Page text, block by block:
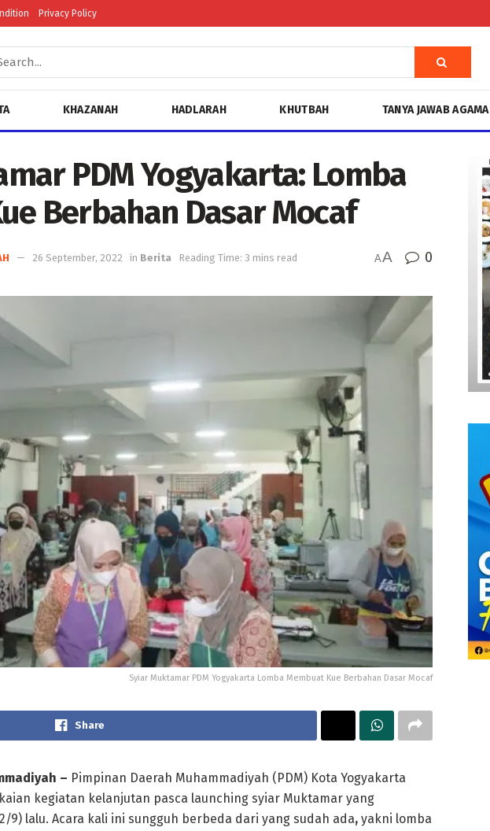
Privacy Policy
KHAZANAH HADLARAH KHUTBAH TANYA JAWAB AGAMA
PDM Yogyakarta: Lomba
Berbahan Dasar Mocaf
26 September, 2022 in Berita Reading Time: 3 mins read AA 0
Syiar Muktamar PDM Yogyakarta Lomba Membuat Kue Berbahan Dasar Mocaf
Share
– Pimpinan Daerah Muhammadiyah (PDM) Kota Yogyakarta
kegiatan kelanjutan pasca launching syiar Muktamar yang
9) lalu. Acara kali ini sungguh berbeda dari yang sudah ada, yakni lomba